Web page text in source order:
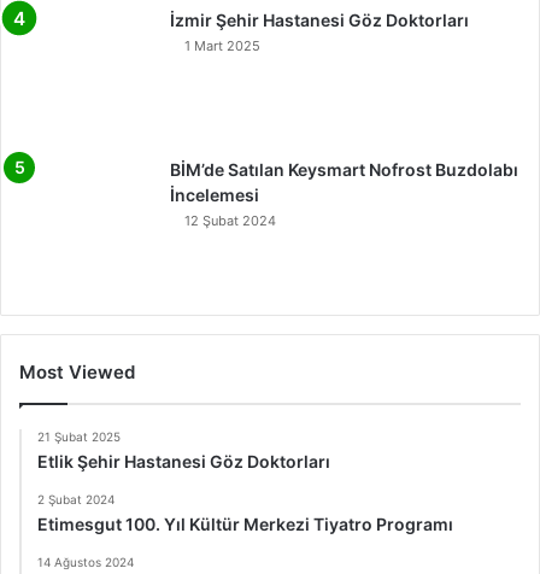
İzmir Şehir Hastanesi Göz Doktorları
1 Mart 2025
BİM’de Satılan Keysmart Nofrost Buzdolabı
İncelemesi
12 Şubat 2024
Most Viewed
21 Şubat 2025
Etlik Şehir Hastanesi Göz Doktorları
2 Şubat 2024
Etimesgut 100. Yıl Kültür Merkezi Tiyatro Programı
14 Ağustos 2024